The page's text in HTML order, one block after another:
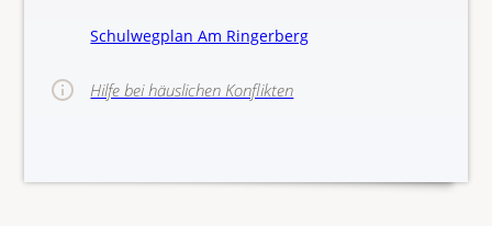
Schulwegplan Am Ringerberg
Hilfe bei häuslichen Konflikten